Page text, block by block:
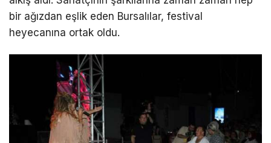
bir ağızdan eşlik eden Bursalılar, festival
heyecanına ortak oldu.